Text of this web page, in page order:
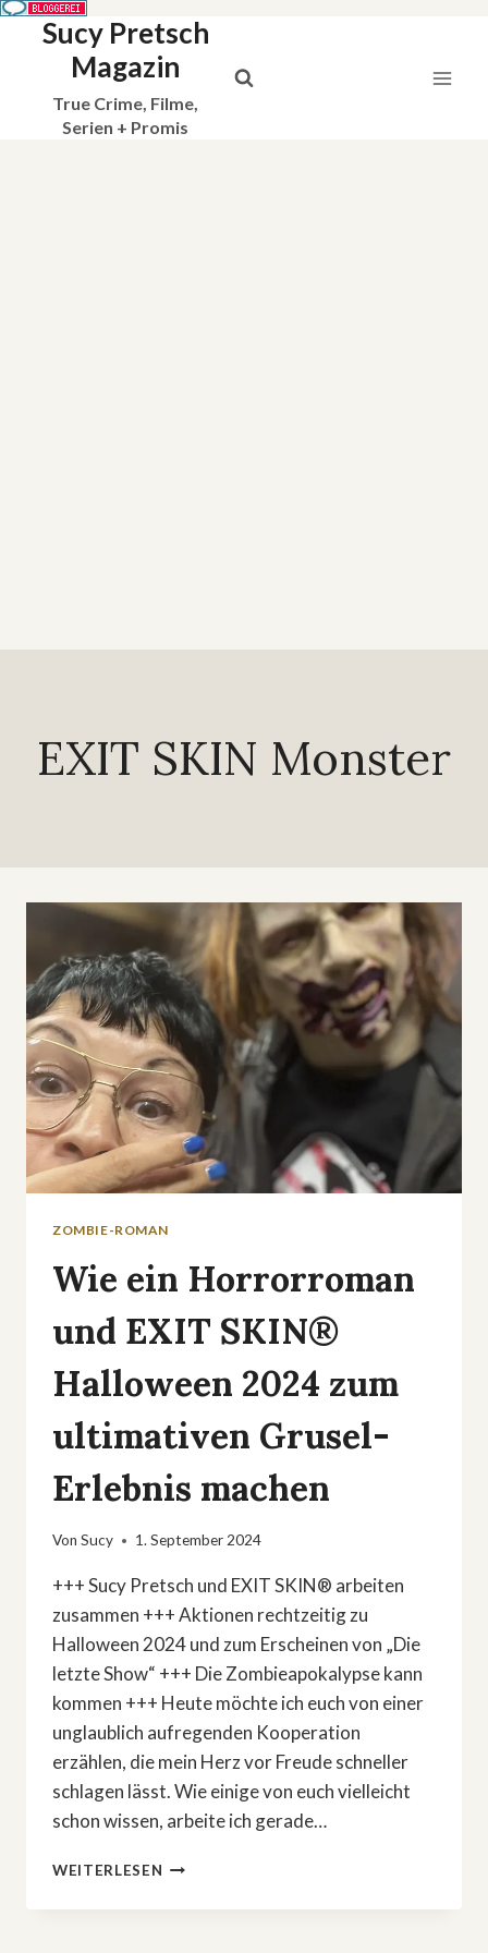
Sucy Pretsch
Magazin
True Crime, Filme,
Serien + Promis
EXIT SKIN Monster
ZOMBIE-ROMAN
Wie ein Horrorroman
und EXIT SKIN®
Halloween 2024 zum
ultimativen Grusel-
Erlebnis machen
Von Sucy 1. September 2024
+++ Sucy Pretsch und EXIT SKIN® arbeiten
zusammen +++ Aktionen rechtzeitig zu
Halloween 2024 und zum Erscheinen von „Die
letzte Show“ +++ Die Zombieapokalypse kann
kommen +++ Heute möchte ich euch von einer
unglaublich aufregenden Kooperation
erzählen, die mein Herz vor Freude schneller
schlagen lässt. Wie einige von euch vielleicht
schon wissen, arbeite ich gerade…
WEITERLESEN WIE
HORRORROMAN